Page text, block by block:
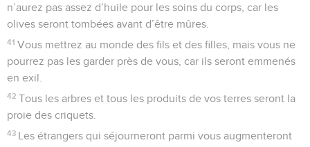
n’aurez pas assez d’huile pour les soins du corps, car les
olives seront tombées avant d’être mûres.
41 Vous mettrez au monde des fils et des filles, mais vous ne
pourrez pas les garder près de vous, car ils seront emmenés
en exil.
42 Tous les arbres et tous les produits de vos terres seront la
proie des criquets.
43 Les étrangers qui séjourneront parmi vous augmenteront